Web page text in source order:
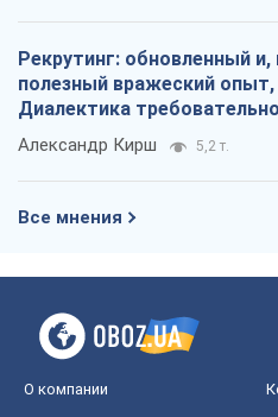
Рекрутинг: обновленный
полезный вражеский опыт,
Диалектика
Александр Кирш 5,2 т.
Все мнения
О компании